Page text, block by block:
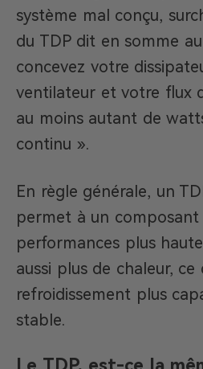
système mal conçu,
du TDP dit en somme
concevez votre
ventilateur et votre flux
au moins autant de
continu ».
En règle générale, un
permet à un
performances plus
aussi plus de chaleur, ce
refroidissement plus
stable.